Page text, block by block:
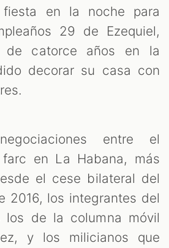
fiesta en la noche para
29 de Ezequiel,
de catorce años en la
decorar su casa con
entre el
en La Habana, más
el cese bilateral del
2016, los integrantes del
los de la columna móvil
y los milicianos que